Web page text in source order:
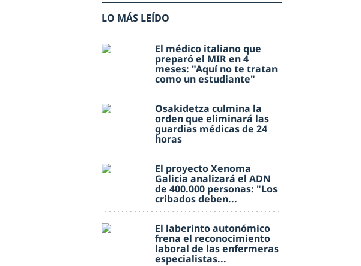
LO MÁS LEÍDO
El médico italiano que
preparó el MIR en 4
meses: "Aquí no te tratan
como un estudiante"
Osakidetza culmina la
orden que eliminará las
guardias médicas de 24
horas
El proyecto Xenoma
Galicia analizará el ADN
de 400.000 personas: "Los
cribados deben...
El laberinto autonómico
frena el reconocimiento
laboral de las enfermeras
especialistas...